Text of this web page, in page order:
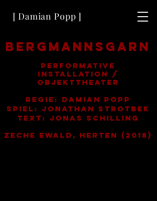
[ Damian Popp ]
bergmannsgarn
performative
Installation /
Objekttheater
Regie: Damian Popp
Spiel: Jonathan Strotbek
Text: Jonas Schilling
Zeche Ewald, Herten (2018)